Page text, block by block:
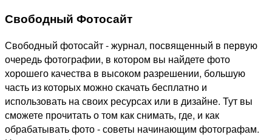
Свободный Фотосайт
Свободный фотосайт - журнал, посвященный в первую
очередь фотографии, в котором вы найдете фото
хорошего качества в высоком разрешении, большую
часть из которых можно скачать бесплатно и
использовать на своих ресурсах или в дизайне. Тут вы
сможете прочитать о том как снимать, где, и как
обрабатывать фото - советы начинающим фотографам.